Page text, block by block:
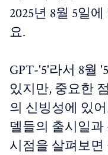
2025년 8월 5일
요.
GPT-'5'라서 8월
있지만, 중요한
의 신빙성에 있
델들의 출시일
시점을 살펴보